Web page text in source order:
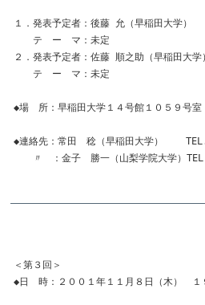
１．発表予定者：後藤 允（早稲田大学）
テ　ー　マ：未定
２．発表予定者：佐藤 順之助（早稲田大学
テ　ー　マ：未定
◆場　所：早稲田大学１４号館１０５９号室
◆連絡先：常田　稔（早稲田大学）
〃　：金子　勝一（山梨学院大学）
＜第３回＞
◆日　時：２００１年１１月８日（木）　